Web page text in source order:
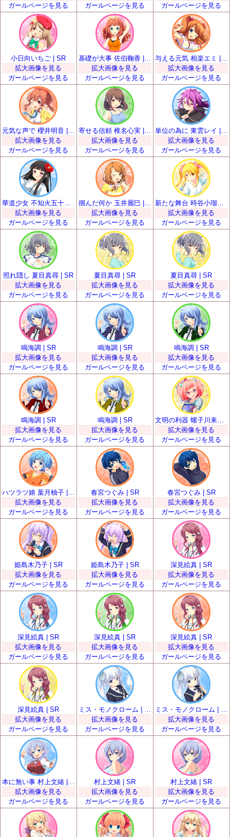
ガールページを見る ガールページを見る ガールページを見る
小日向いちご | SR
拡大画像を見る
ガールページを見る
基礎が大事 佐伯鞠香 | SR
拡大画像を見る
ガールページを見る
与える元気 相楽エミ | SR
拡大画像を見る
ガールページを見る
拡大画像を見る
ガールページを見る
寄せる信頼 椎名心実 | SR
拡大画像を見る
ガールページを見る
単位の為に 東雲レイ | SR
拡大画像を見る
ガールページを見る
拡大画像を見る
ガールページを見る
掴んだ何か 玉井麗巳 | SR
拡大画像を見る
ガールページを見る
新たな舞台 時谷小瑠璃 | SR
拡大画像を見る
ガールページを見る
照れ隠し 夏目真尋 | SR
拡大画像を見る
ガールページを見る
夏目真尋 | SR
拡大画像を見る
ガールページを見る
夏目真尋 | SR
拡大画像を見る
ガールページを見る
鳴海調 | SR
拡大画像を見る
ガールページを見る
鳴海調 | SR
拡大画像を見る
ガールページを見る
鳴海調 | SR
拡大画像を見る
ガールページを見る
鳴海調 | SR
拡大画像を見る
ガールページを見る
鳴海調 | SR
拡大画像を見る
ガールページを見る
文明の利器 螺子川来夢 | SR
拡大画像を見る
ガールページを見る
拡大画像を見る
ガールページを見る
春宮つぐみ | SR
拡大画像を見る
ガールページを見る
春宮つぐみ | SR
拡大画像を見る
ガールページを見る
姫島木乃子 | SR
拡大画像を見る
ガールページを見る
姫島木乃子 | SR
拡大画像を見る
ガールページを見る
深見絵真 | SR
拡大画像を見る
ガールページを見る
深見絵真 | SR
拡大画像を見る
ガールページを見る
深見絵真 | SR
拡大画像を見る
ガールページを見る
深見絵真 | SR
拡大画像を見る
ガールページを見る
深見絵真 | SR
拡大画像を見る
ガールページを見る
拡大画像を見る
ガールページを見る
拡大画像を見る
ガールページを見る
拡大画像を見る
ガールページを見る
村上文緒 | SR
拡大画像を見る
ガールページを見る
村上文緒 | SR
拡大画像を見る
ガールページを見る